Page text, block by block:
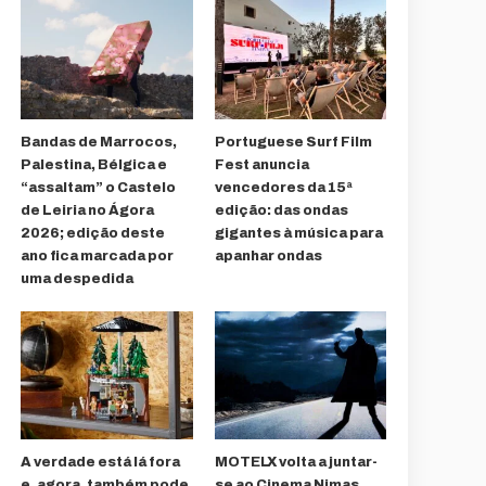
Bandas de Marrocos,
Palestina, Bélgica e
“assaltam” o Castelo
de Leiria no Ágora
2026; edição deste
ano fica marcada por
uma despedida
Portuguese Surf Film
Fest anuncia
vencedores da 15ª
edição: das ondas
gigantes à música para
apanhar ondas
A verdade está lá fora
MOTELX volta a juntar-